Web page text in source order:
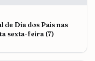
de Dia dos Pais nas
sexta-feira (7)